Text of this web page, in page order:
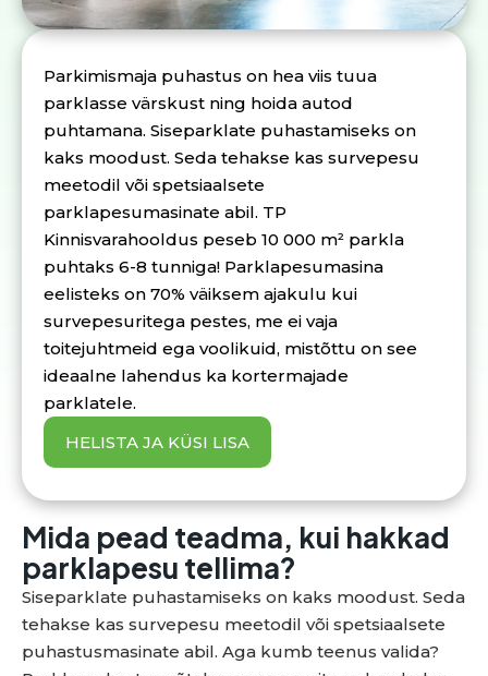
Parkimismaja puhastus on hea viis tuua
parklasse värskust ning hoida autod
puhtamana. Siseparklate puhastamiseks on
kaks moodust. Seda tehakse kas survepesu
meetodil või spetsiaalsete
parklapesumasinate abil. TP
Kinnisvarahooldus peseb 10 000 m² parkla
puhtaks 6-8 tunniga! Parklapesumasina
eelisteks on 70% väiksem ajakulu kui
survepesuritega pestes, me ei vaja
toitejuhtmeid ega voolikuid, mistõttu on see
ideaalne lahendus ka kortermajade
parklatele.
HELISTA JA KÜSI LISA
Mida pead teadma, kui hakkad
parklapesu tellima?
Siseparklate puhastamiseks on kaks moodust. Seda
tehakse kas survepesu meetodil või spetsiaalsete
puhastusmasinate abil. Aga kumb teenus valida?